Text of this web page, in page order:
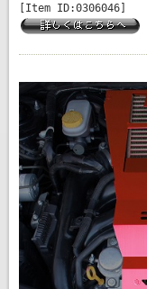
[Item ID:0306046]